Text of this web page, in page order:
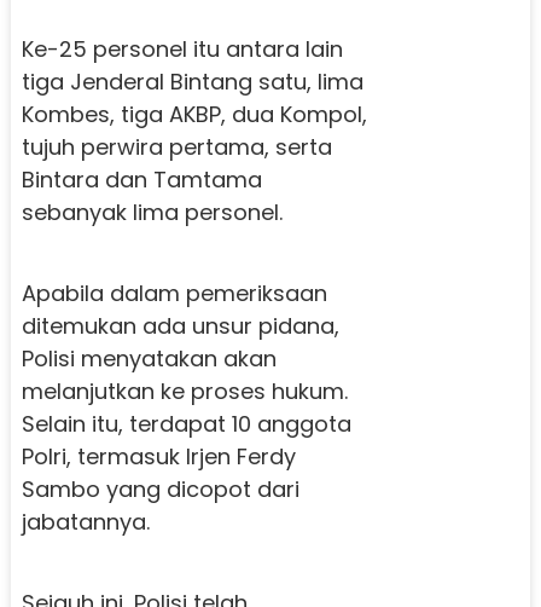
Ke-25 personel itu antara lain
tiga Jenderal Bintang satu, lima
Kombes, tiga AKBP, dua Kompol,
tujuh perwira pertama, serta
Bintara dan Tamtama
sebanyak lima personel.
Apabila dalam pemeriksaan
ditemukan ada unsur pidana,
Polisi menyatakan akan
melanjutkan ke proses hukum.
Selain itu, terdapat 10 anggota
Polri, termasuk Irjen Ferdy
Sambo yang dicopot dari
jabatannya.